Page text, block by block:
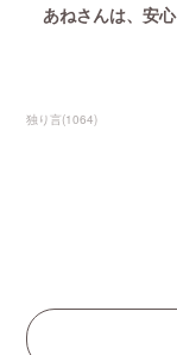
あねさんは、安心
独り言(1064)